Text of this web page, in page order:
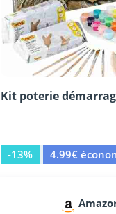
Kit poterie
-13%
4.99€